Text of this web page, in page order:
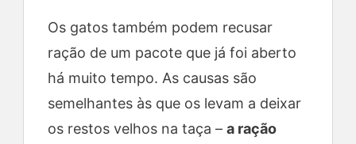
Os gatos também podem recusar
ração de um pacote que já foi aberto
há muito tempo. As causas são
semelhantes às que os levam a deixar
os restos velhos na taça – a ração